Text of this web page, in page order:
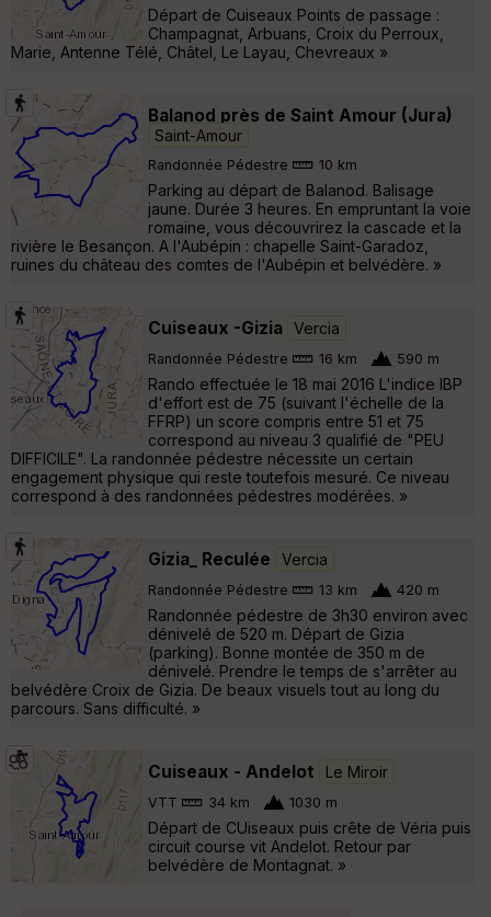
Départ de Cuiseaux Points de passage :
Champagnat, Arbuans, Croix du Perroux,
Marie, Antenne Télé, Châtel, Le Layau, Chevreaux »
Balanod près de Saint Amour (Jura)
Saint-Amour
Randonnée Pédestre 10 km
Parking au départ de Balanod. Balisage
jaune. Durée 3 heures. En empruntant la voie
romaine, vous découvrirez la cascade et la
rivière le Besançon. A l'Aubépin : chapelle Saint-Garadoz,
ruines du château des comtes de l'Aubépin et belvédère. »
Cuiseaux -Gizia Vercia
Randonnée Pédestre 16 km 590 m
Rando effectuée le 18 mai 2016 L'indice IBP
d'effort est de 75 (suivant l'échelle de la
FFRP) un score compris entre 51 et 75
correspond au niveau 3 qualifié de "PEU
DIFFICILE". La randonnée pédestre nécessite un certain
engagement physique qui reste toutefois mesuré. Ce niveau
correspond à des randonnées pédestres modérées. »
Gizia_ Reculée Vercia
Randonnée Pédestre 13 km 420 m
Randonnée pédestre de 3h30 environ avec
dénivelé de 520 m. Départ de Gizia
(parking). Bonne montée de 350 m de
dénivelé. Prendre le temps de s'arrêter au
belvédère Croix de Gizia. De beaux visuels tout au long du
parcours. Sans difficulté. »
Cuiseaux - Andelot Le Miroir
VTT 34 km 1030 m
Départ de CUiseaux puis crête de Véria puis
circuit course vit Andelot. Retour par
belvédère de Montagnat. »